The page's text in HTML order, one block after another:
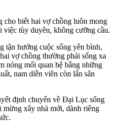
biết hai vợ chồng luôn mong
tùy duyên, không cưỡng cầu.
tận hưởng cuộc sống yên bình,
vợ chồng thường phải sống xa
nóng mối quan hệ bằng những
nam diễn viên còn lấn sân
định chuyển về Đại Lục sống
xây nhà mới, dành riêng